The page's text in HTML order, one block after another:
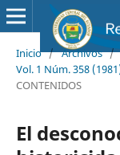
Inicio / Archivos /
Vol. 1 Núm. 358
CONTENIDOS
El